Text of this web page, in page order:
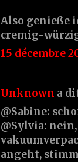
Also genieße
cremig-
15 décembre
Unknown a
@Sabine:
@Sylvia:
angeht,